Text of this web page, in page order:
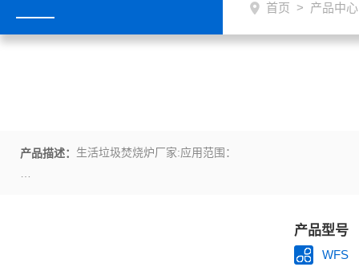
首页 > 产品中心
产品描述： 生活垃圾焚烧炉厂家:应用范围：
2、 医疗废弃物：针筒、手套、包带、纱布、输血管、脏器等感染性
产品型号
WFS